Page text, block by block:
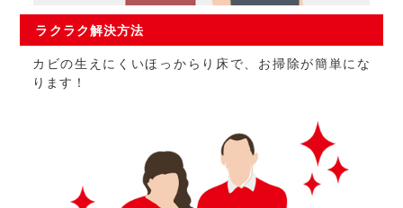
ラクラク解決方法
カビの生えにくいほっからり床で、お掃除が簡単にな
ります！